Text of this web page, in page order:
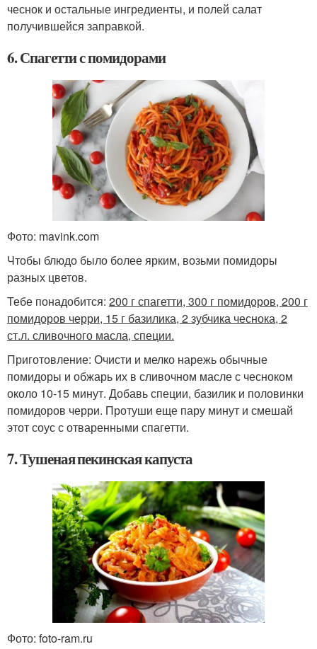
чеснок и остальные ингредиенты, и полей салат
получившейся заправкой.
6. Спагетти с помидорами
Фото: mavink.com
Чтобы блюдо было более ярким, возьми помидоры
разных цветов.
Тебе понадобится: 200 г спагетти, 300 г помидоров, 200 г
помидоров черри, 15 г базилика, 2 зубчика чеснока, 2
ст.л. сливочного масла, специи.
Приготовление: Очисти и мелко нарежь обычные
помидоры и обжарь их в сливочном масле с чесноком
около 10-15 минут. Добавь специи, базилик и половинки
помидоров черри. Протуши еще пару минут и смешай
этот соус с отваренными спагетти.
7. Тушеная пекинская капуста
Фото: foto-ram.ru